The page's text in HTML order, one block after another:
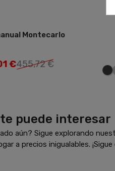
Montecarlo
€455,72 €
puede interesar
aún? Sigue explorando
a precios inigualables.